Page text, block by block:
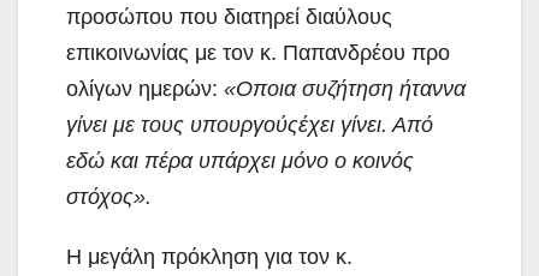
προσώπου που διατηρεί διαύλους
επικοινωνίας με τον κ. Παπανδρέου προ
ολίγων ημερών: «Οποια συζήτηση ήταννα
γίνει με τους υπουργούςέχει γίνει. Από
εδώ και πέρα υπάρχει μόνο ο κοινός
στόχος».
Η μεγάλη πρόκληση για τον κ.